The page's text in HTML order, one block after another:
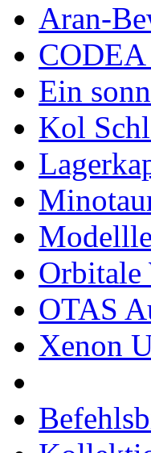
Aran-
Ein
Kol
Orbitale
OTAS
Xenon